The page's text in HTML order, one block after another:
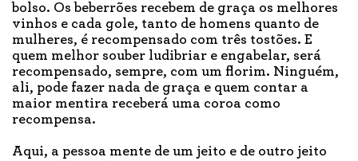
bolso. Os beberrões recebem de graça os melhores
vinhos e cada gole, tanto de homens quanto de
mulheres, é recompensado com três tostões. E
quem melhor souber ludibriar e engabelar, será
recompensado, sempre, com um florim. Ninguém,
ali, pode fazer nada de graça e quem contar a
maior mentira receberá uma coroa como
recompensa.
Aqui, a pessoa mente de um jeito e de outro jeito